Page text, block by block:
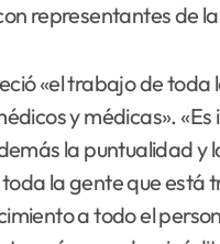
representantes de
«el trabajo de toda
y médicas».
la puntualidad y
la gente que está
a todo el